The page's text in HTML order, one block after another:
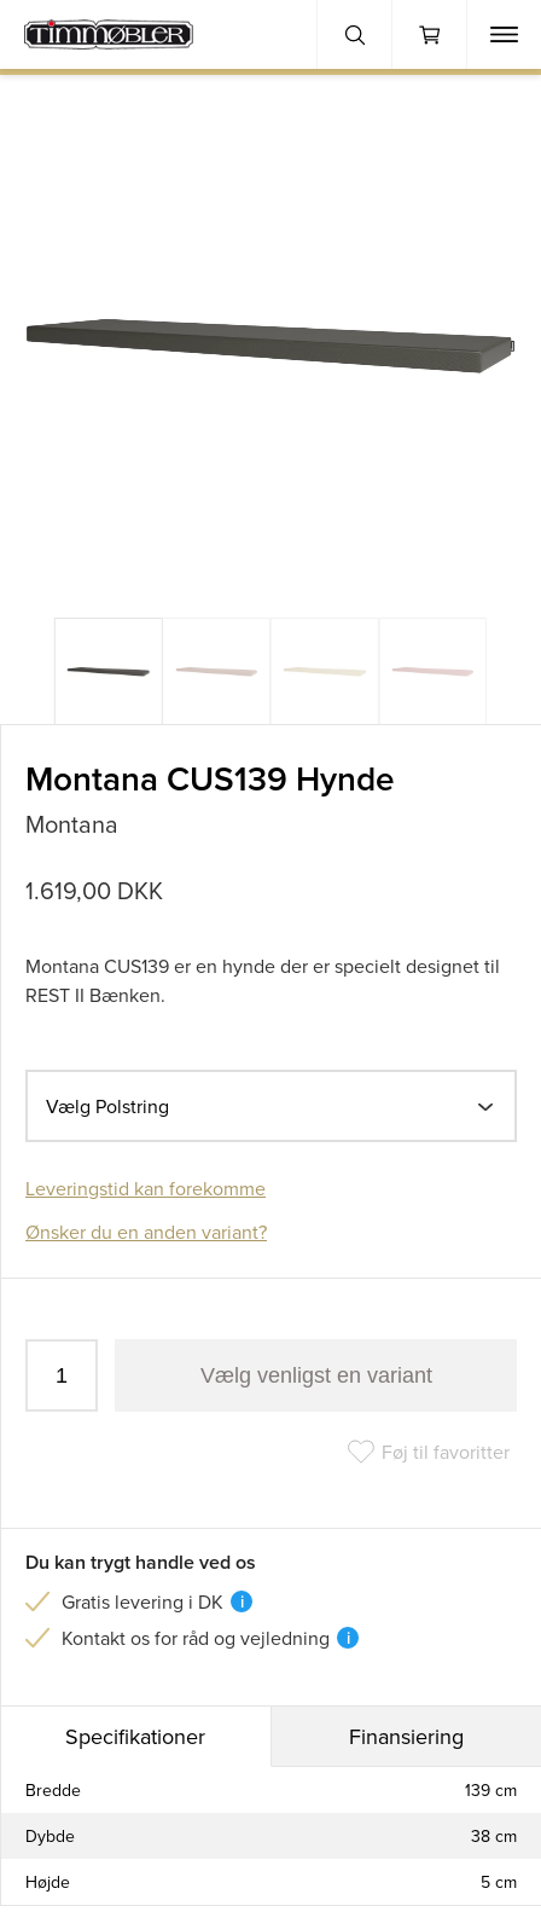
Montana CUS139 Hynde
Montana
1.619,00 DKK
Montana CUS139 er en hynde der er specielt designet til
REST II Bænken.
Vælg Polstring
Leveringstid kan forekomme
Ønsker du en anden variant?
Vælg venligst en variant
Føj til favoritter
Du kan trygt handle ved os
Gratis levering i DK i
Kontakt os for råd og vejledning i
Specifikationer Finansiering
Bredde
139 cm
Dybde
38 cm
Højde
5 cm